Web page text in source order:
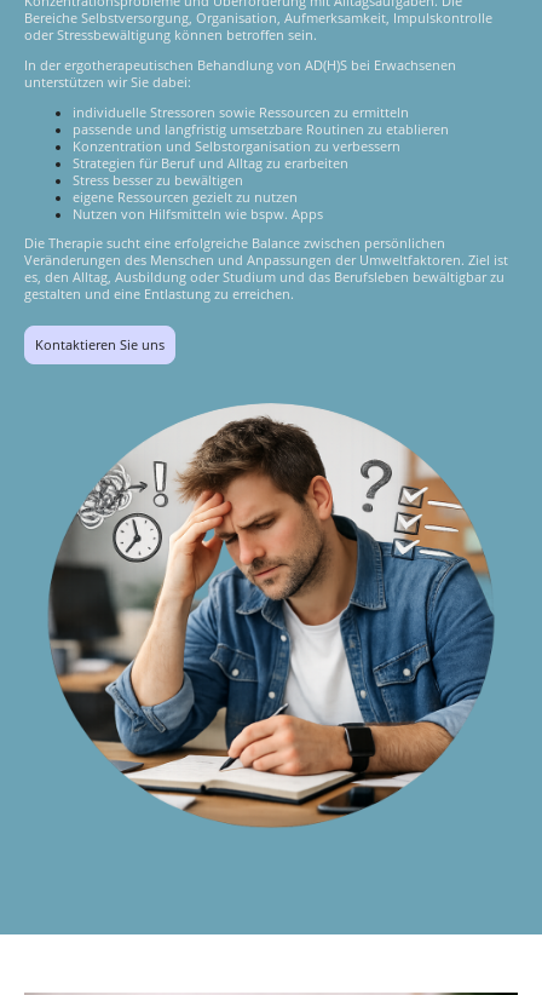
Bereiche Selbstversorgung, Organisation, Aufmerksamkeit, Impulskontrolle
oder Stressbewältigung können betroffen sein.
In der ergotherapeutischen Behandlung von AD(H)S bei Erwachsenen
unterstützen wir Sie dabei:
individuelle Stressoren sowie Ressourcen zu ermitteln
passende und langfristig umsetzbare Routinen zu etablieren
Konzentration und Selbstorganisation zu verbessern
Strategien für Beruf und Alltag zu erarbeiten
Stress besser zu bewältigen
eigene Ressourcen gezielt zu nutzen
Nutzen von Hilfsmitteln wie bspw. Apps
Die Therapie sucht eine erfolgreiche Balance zwischen persönlichen
Veränderungen des Menschen und Anpassungen der Umweltfaktoren. Ziel ist
es, den Alltag, Ausbildung oder Studium und das Berufsleben bewältigbar zu
gestalten und eine Entlastung zu erreichen.
Kontaktieren Sie uns